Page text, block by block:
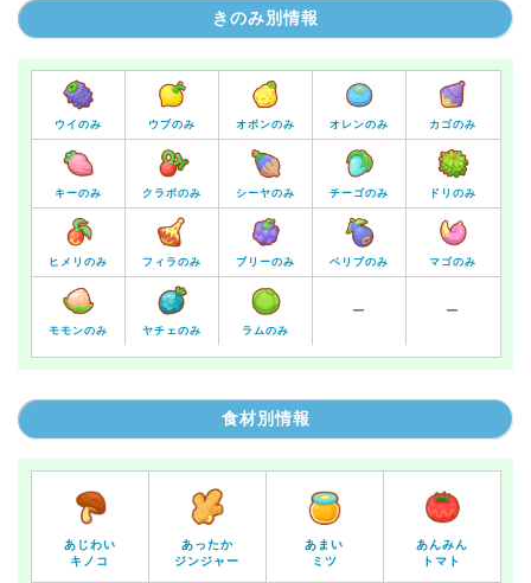
きのみ別情報
ウイのみ ウブのみ オボンのみ オレンのみ カゴのみ
キーのみ クラボのみ シーヤのみ チーゴのみ ドリのみ
ヒメリのみ フィラのみ ブリーのみ ベリブのみ マゴのみ
モモンのみ ヤチェのみ ラムのみ
ー ー
食材別情報
あじわい
キノコ
あったか
ジンジャー
あまい
ミツ
あんみん
トマト